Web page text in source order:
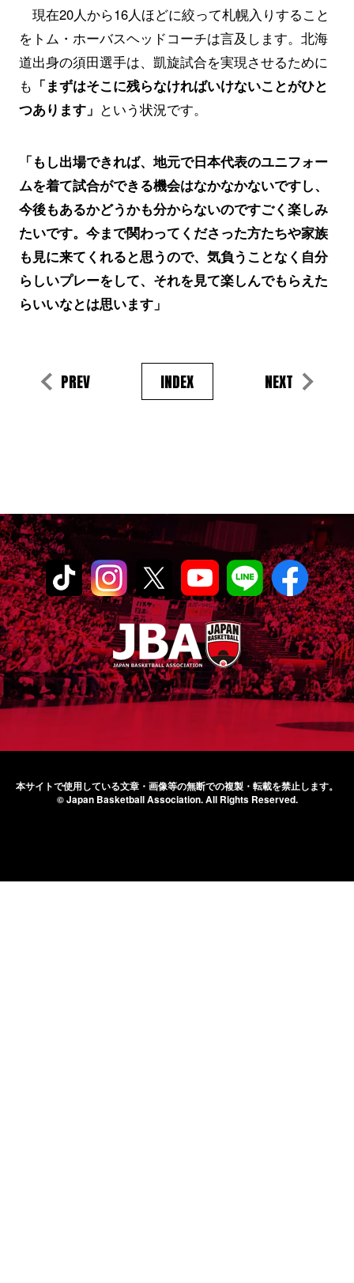
現在20人から16人ほどに絞って札幌入りすること
をトム・ホーバスヘッドコーチは言及します。北海
道出身の須田選手は、凱旋試合を実現させるために
も 「まずはそこに残らなければいけないことがひと
つあります」 という状況です。
「もし出場できれば、地元で日本代表のユニフォー
ムを着て試合ができる機会はなかなかないですし、
今後もあるかどうかも分からないのですごく楽しみ
たいです。今まで関わってくださった方たちや家族
も見に来てくれると思うので、気負うことなく自分
らしいプレーをして、それを見て楽しんでもらえた
らいいなとは思います」
PREV INDEX NEXT
本サイトで使用している文章・画像等の無断での複製・転載を禁止します。
© Japan Basketball Association.All Rights Reserved.